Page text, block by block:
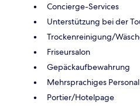
Concierge-Services
Unterstützung bei der
Trockenreinigung/
Friseursalon
Gepäckaufbewahrung
Mehrsprachiges Personal
Portier/Hotelpage